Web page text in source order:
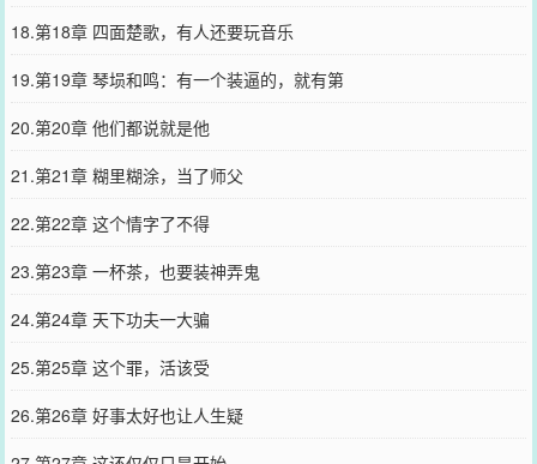
18.第18章 四面楚歌，有人还要玩音乐
19.第19章 琴埙和鸣：有一个装逼的，就有第
20.第20章 他们都说就是他
21.第21章 糊里糊涂，当了师父
22.第22章 这个情字了不得
23.第23章 一杯茶，也要装神弄鬼
24.第24章 天下功夫一大骗
25.第25章 这个罪，活该受
26.第26章 好事太好也让人生疑